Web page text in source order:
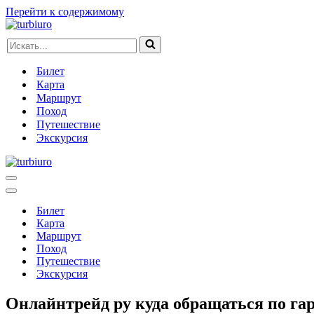
Перейти к содержимому
Искать...
Билет
Карта
Маршрут
Поход
Путешествие
Экскурсия
Меню
навигации
Меню
навигацииБилет
Карта
Маршрут
Поход
Путешествие
Экскурсия
Онлайнтрейд ру куда обращаться по